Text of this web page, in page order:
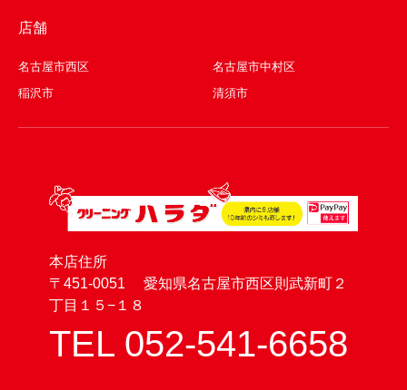
店舗
名古屋市西区
名古屋市中村区
稲沢市
清須市
本店住所
〒451-0051 愛知県名古屋市西区則武新町２
丁目１５−１８
TEL 052-541-6658